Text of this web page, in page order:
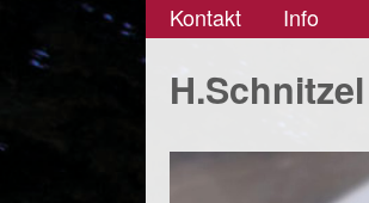
Kontakt
Info